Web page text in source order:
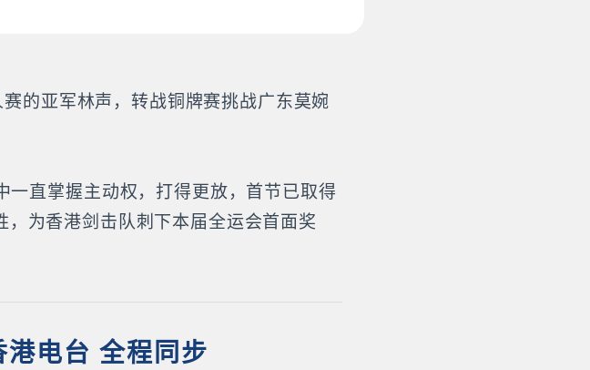
的亚军林声，转战铜牌赛挑战广东莫婉
直掌握主动权，打得更放，首节已取得
为香港剑击队刺下本届全运会首面奖
电台 全程同步